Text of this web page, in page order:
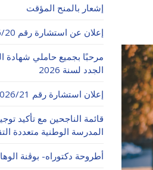
إشعار بالمنح المؤقت
إعلان عن استشارة رقم 20/ENP/2026
مرحبًا بجميع حاملي شهادة
الجدد لسنة 2026
إعلان استشارة رقم 21/ENP/2026
قائمة الناجحين مع تأكيد
المدرسة الوطنية متعددة
أطروحة دكتوراه- بوڨنة